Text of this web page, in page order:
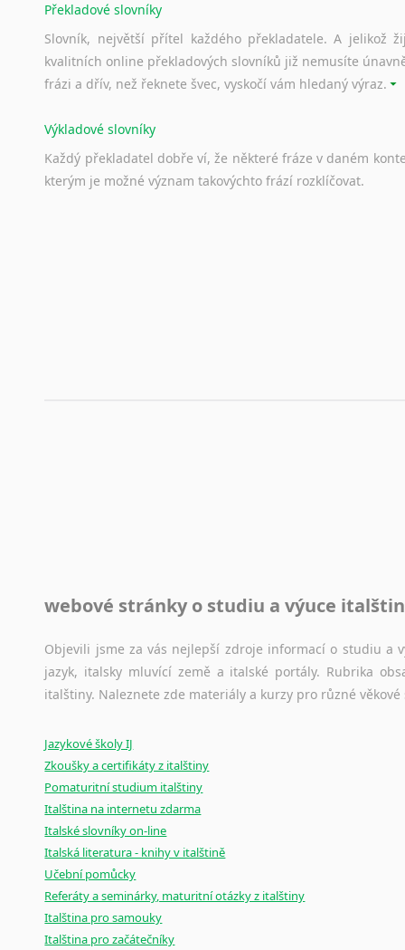
Překladové slovníky
Slovník, největší přítel každého překladatele. A jelikož
kvalitních online překladových slovníků již nemusíte
frázi a dřív, než řeknete švec, vyskočí vám hledaný výraz.
Výkladové slovníky
Každý překladatel dobře ví, že některé fráze v daném
kterým je možné význam takovýchto frází rozklíčovat.
Jazykový korpus je elektronický soubor autentických
původního zdroje textu.
Ostatní pomůcky pro překladatele
poradny a pravidla
webové stránky o studiu a výuce
Objevili jsme za vás nejlepší zdroje informací o studiu a
jazyk, italsky mluvící země a italské portály. Rubrika
italštiny. Naleznete zde materiály a kurzy pro různé věkové
Jazykové školy IJ
Zkoušky a certifikáty z italštiny
Pomaturitní studium italštiny
Italština na internetu zdarma
Italské slovníky on-line
Italská literatura - knihy v italštině
Učební pomůcky
Referáty a seminárky, maturitní otázky z italštiny
Italština pro samouky
Italština pro začátečníky